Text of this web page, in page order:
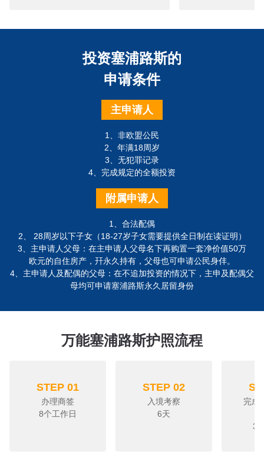
投资塞浦路斯的
申请条件
主申请人
1、非欧盟公民
2、年满18周岁
3、无犯罪记录
4、完成规定的全额投资
附属申请人
1、合法配偶
2、 28周岁以下子女（18-27岁子女需要提供全日制在读证明）
3、主申请人父母：在主申请人父母名下再购置一套净价值50万
欧元的自住房产，幵永久持有，父母也可申请公民身仹。
4、主申请人及配偶的父母：在不追加投资的情况下，主申及配偶父
母均可申请塞浦路斯永久居留身份
万能塞浦路斯护照流程
STEP 01
办理商签
8个工作日
STEP 02
入境考察
6天
完成
30